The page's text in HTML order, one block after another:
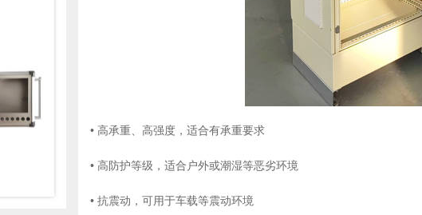
• 高承重、高强度，适合有承重要求
• 高防护等级，适合户外或潮湿等恶劣环境
• 抗震动，可用于车载等震动环境